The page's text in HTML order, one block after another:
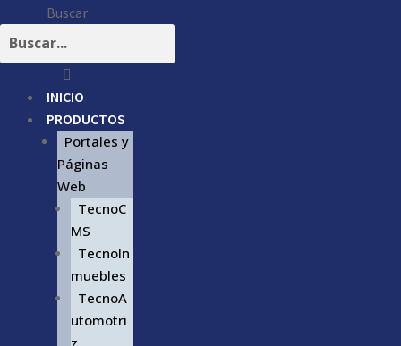
Buscar
INICIO
PRODUCTOS
Portales y
Páginas
Web
TecnoC
MS
TecnoIn
muebles
TecnoA
utomotri